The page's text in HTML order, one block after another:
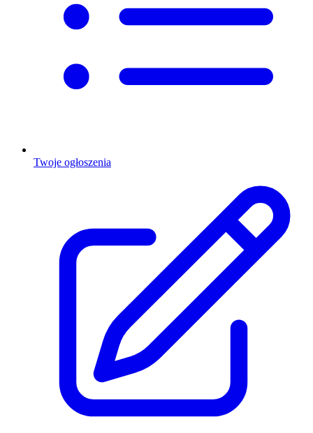
Twoje ogłoszenia